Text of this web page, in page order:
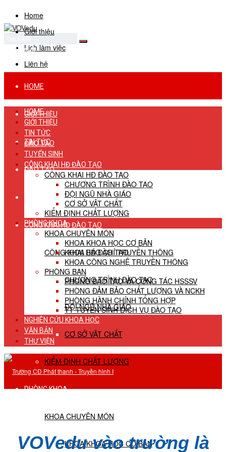
Home
Giới thiệu
Lịch làm việc
Liên hệ
No Result
View All Result
HOME
GIỚI THIỆU
TIN TỨC
ĐÀO TẠO
TUYỂN SINH
CÔNG KHAI HĐ ĐÀO TẠO
CÔNG KHAI HĐ ĐÀO TẠO
CHƯƠNG TRÌNH ĐÀO TẠO
ĐỘI NGŨ NHÀ GIÁO
CƠ SỞ VẬT CHẤT
KIỂM ĐỊNH CHẤT LƯỢNG
PHÒNG KHOA
KHOA CHUYÊN MÔN
KHOA KHOA HỌC CƠ BẢN
HOME
GIỚI THIỆU
TIN TỨC
ĐÀO TẠO
TUYỂN SINH
CÔNG KHAI HĐ ĐÀO TẠO
CÔNG KHAI HĐ ĐÀO TẠO
CHƯƠNG TRÌNH ĐÀO TẠO
ĐỘI NGŨ NHÀ GIÁO
CƠ SỞ VẬT CHẤT
KIỂM ĐỊNH CHẤT LƯỢNG
PHÒNG KHOA
KHOA CHUYÊN MÔN
KHOA KHOA HỌC CƠ BẢN
KHOA BÁO CHÍ TRUYỀN THÔNG
KHOA CÔNG NGHỆ TRUYỀN THÔNG
PHÒNG BAN
PHÒNG ĐÀO TẠO VÀ CÔNG TÁC HSSSV
PHÒNG ĐẢM BẢO CHẤT LƯỢNG VÀ NCKH
PHÒNG HÀNH CHÍNH TỔNG HỢP
TT TUYỂN SINH DỊCH VỤ ĐÀO TẠO
NGHIÊN CỨU KHOA HỌC
VĂN BẢN
THƯ VIỆN
VOVedu vào trường là